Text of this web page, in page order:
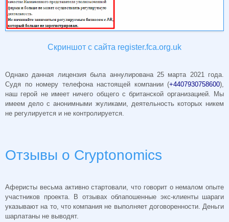
Скриншот с сайта register.fca.org.uk
Однако данная лицензия была аннулирована 25 марта 2021 года.
Судя по номеру телефона настоящей компании (+4407930758600),
наш герой не имеет ничего общего с британской организацией. Мы
имеем дело с анонимными жуликами, деятельность которых никем
не регулируется и не контролируется.
Отзывы о Cryptonomics
Аферисты весьма активно стартовали, что говорит о немалом опыте
участников проекта. В отзывах облапошенные экс-клиенты шараги
указывают на то, что компания не выполняет договоренности. Деньги
шарлатаны не выводят.